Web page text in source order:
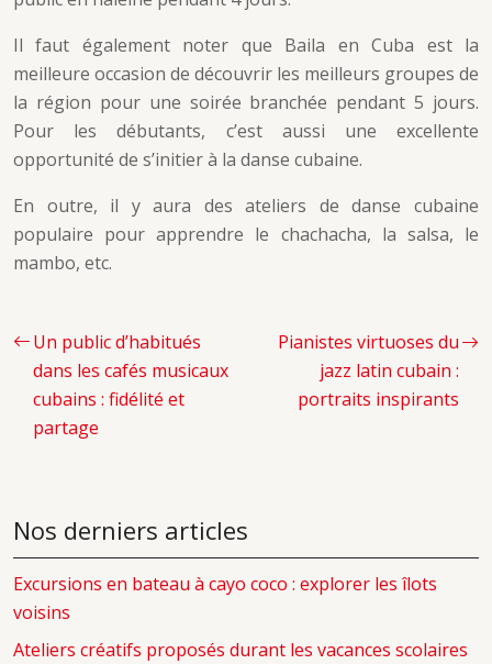
Il faut également noter que Baila en Cuba est la
meilleure occasion de découvrir les meilleurs groupes de
la région pour une soirée branchée pendant 5 jours.
Pour les débutants, c’est aussi une excellente
opportunité de s’initier à la danse cubaine.
En outre, il y aura des ateliers de danse cubaine
populaire pour apprendre le chachacha, la salsa, le
mambo, etc.
Un public d’habitués
dans les cafés musicaux
cubains : fidélité et
partage
Pianistes virtuoses du
jazz latin cubain :
portraits inspirants
Nos derniers articles
Excursions en bateau à cayo coco : explorer les îlots
voisins
Ateliers créatifs proposés durant les vacances scolaires